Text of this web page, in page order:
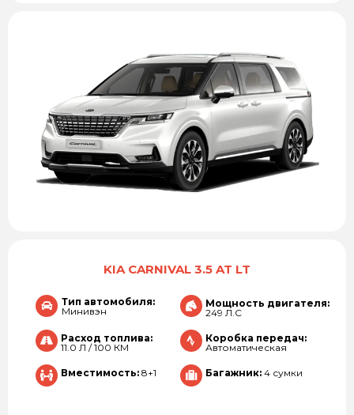
KIA CARNIVAL 3.5 AT LT
Тип автомобиля:
Минивэн
Мощность двигателя:
249 Л.С
Расход топлива:
11.0 Л / 100 КМ
Коробка передач:
Автоматическая
Вместимость: 8+1 Багажник: 4 сумки